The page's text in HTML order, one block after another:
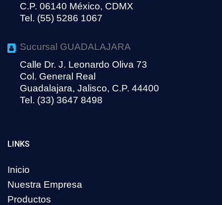
C.P. 06140 México, CDMX
Tel. (55) 5286 1067
Sucursal GUADALAJARA
Calle Dr. J. Leonardo Oliva 73
Col. General Real
Guadalajara, Jalisco, C.P. 44400
Tel. (33) 3647 8498
LINKS
Inicio
Nuestra Empresa
Productos